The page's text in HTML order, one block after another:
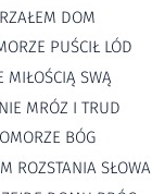
DOM
PUŚCIŁ LÓD
MIŁOŚCIĄ SWĄ
MRÓZ I TRUD
BÓG
ROZSTANIA SŁOWA